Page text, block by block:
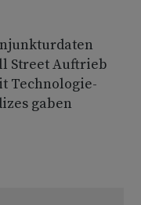
Street Auftrieb
Technologie-
gaben